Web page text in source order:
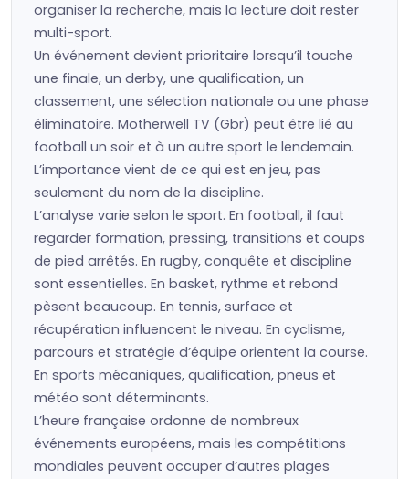
organiser la recherche, mais la lecture doit rester
multi-sport.
Un événement devient prioritaire lorsqu’il touche
une finale, un derby, une qualification, un
classement, une sélection nationale ou une phase
éliminatoire. Motherwell TV (Gbr) peut être lié au
football un soir et à un autre sport le lendemain.
L’importance vient de ce qui est en jeu, pas
seulement du nom de la discipline.
L’analyse varie selon le sport. En football, il faut
regarder formation, pressing, transitions et coups
de pied arrêtés. En rugby, conquête et discipline
sont essentielles. En basket, rythme et rebond
pèsent beaucoup. En tennis, surface et
récupération influencent le niveau. En cyclisme,
parcours et stratégie d’équipe orientent la course.
En sports mécaniques, qualification, pneus et
météo sont déterminants.
L’heure française ordonne de nombreux
événements européens, mais les compétitions
mondiales peuvent occuper d’autres plages